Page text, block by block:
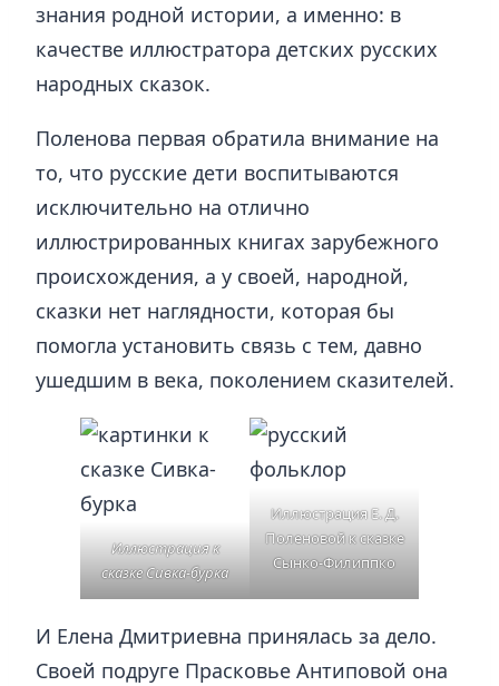
знания родной истории, а именно: в
качестве иллюстратора детских русских
народных сказок.
Поленова первая обратила внимание на
то, что русские дети воспитываются
исключительно на отлично
иллюстрированных книгах зарубежного
происхождения, а у своей, народной,
сказки нет наглядности, которая бы
помогла установить связь с тем, давно
ушедшим в века, поколением сказителей.
Иллюстрация к
сказке Сивка-бурка
Иллюстрация Е. Д.
Поленовой к сказке
Сынко-Филиппко
И Елена Дмитриевна принялась за дело.
Своей подруге Прасковье Антиповой она